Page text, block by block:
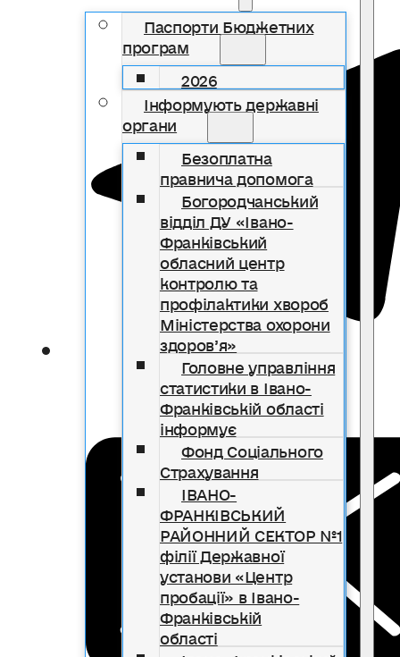
Паспорти Бюджетних
програм
2026
Інформують державні
органи
Безоплатна
правнича допомога
Богородчанський
відділ ДУ «Івано-
Франківський
обласний центр
контролю та
профілактики хвороб
Міністерства охорони
здоров’я»
Головне управління
статистики в Івано-
Франківській області
інформує
Фонд Соціального
Страхування
ІВАНО-
ФРАНКІВСЬКИЙ
РАЙОННИЙ СЕКТОР №1
філії Державної
установи «Центр
пробації» в Івано-
Франківській
області